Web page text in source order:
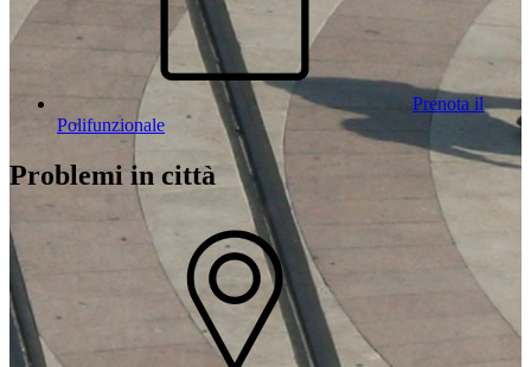
Prenota il
Polifunzionale
Problemi in città